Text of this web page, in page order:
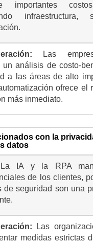
importantes
infraestructura,
Las
un análisis de costo-
a las áreas de alto
ofrece el
más inmediato.
con la
datos
IA y la RPA
de los clientes,
de seguridad son una
Las
medidas estrictas